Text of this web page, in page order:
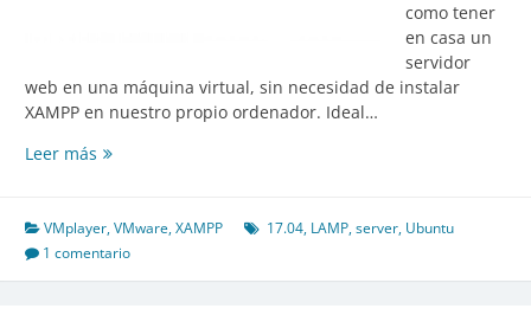
como tener
en casa un
servidor
web en una máquina virtual, sin necesidad de instalar
XAMPP en nuestro propio ordenador. Ideal…
Leer más 1/2
Servidor
Web
en
VMplayer,VMware,XAMPP 17.04, LAMP,server, Ubuntu
1 comentario